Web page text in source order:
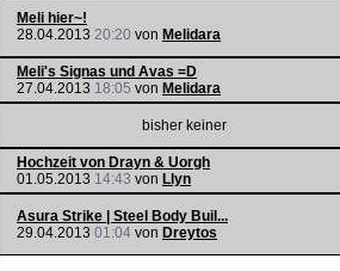
Meli hier~!
28.04.2013 20:20 von Melidara
Meli's Signas und Avas =D
27.04.2013 18:05 von Melidara
bisher keiner
Hochzeit von Drayn & Uorgh
01.05.2013 14:43 von Llyn
Asura Strike | Steel Body Buil...
29.04.2013 01:04 von Dreytos